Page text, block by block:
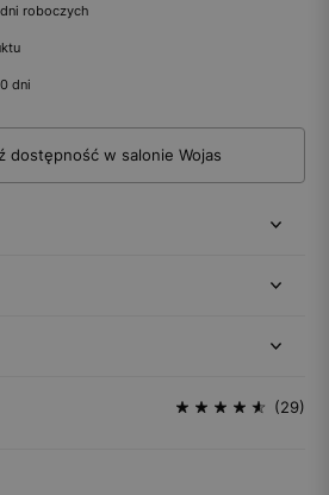
roboczych
dni
dostępność w salonie Wojas
(29)